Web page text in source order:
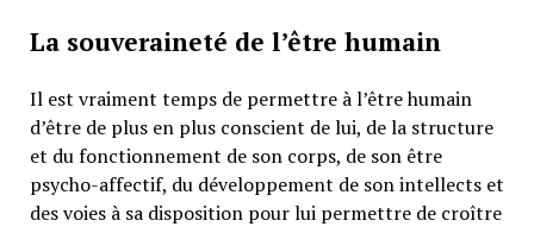
La souveraineté de l’être humain
Il est vraiment temps de permettre à l’être humain
d’être de plus en plus conscient de lui, de la structure
et du fonctionnement de son corps, de son être
psycho-affectif, du développement de son intellects et
des voies à sa disposition pour lui permettre de croître